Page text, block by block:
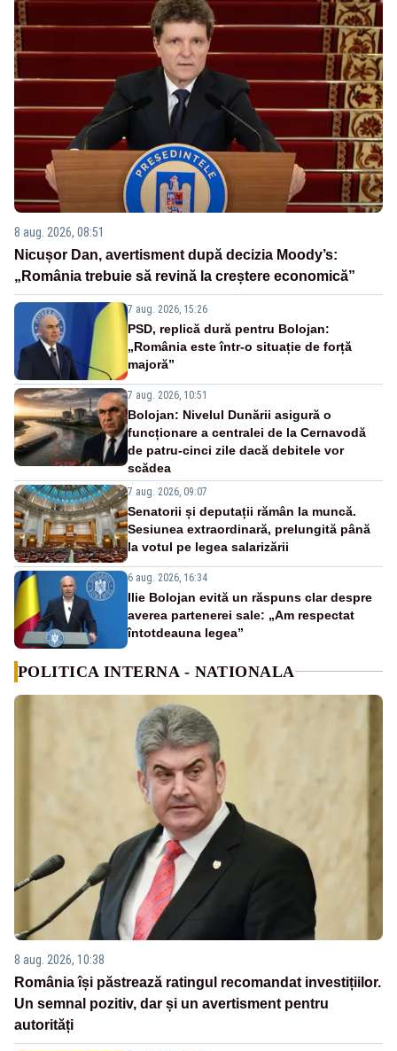
8 aug. 2026, 08:51
Nicușor Dan, avertisment după decizia Moody’s:
„România trebuie să revină la creștere economică”
7 aug. 2026, 15:26
PSD, replică dură pentru Bolojan:
„România este într-o situație de forță
majoră”
7 aug. 2026, 10:51
Bolojan: Nivelul Dunării asigură o
funcționare a centralei de la Cernavodă
de patru-cinci zile dacă debitele vor
scădea
7 aug. 2026, 09:07
Senatorii și deputații rămân la muncă.
Sesiunea extraordinară, prelungită până
la votul pe legea salarizării
6 aug. 2026, 16:34
Ilie Bolojan evită un răspuns clar despre
averea partenerei sale: „Am respectat
întotdeauna legea”
POLITICA INTERNA - NATIONALA
8 aug. 2026, 10:38
România își păstrează ratingul recomandat investițiilor.
Un semnal pozitiv, dar și un avertisment pentru
autorități